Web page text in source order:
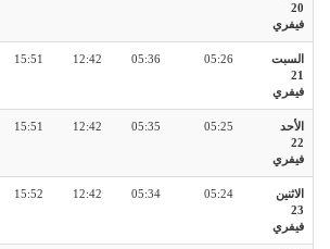
20
فيفري
السبت
21
فيفري
05:26
05:36
12:42
15:51
الأحد
22
فيفري
05:25
05:35
12:42
15:51
الاثنين
23
فيفري
05:24
05:34
12:42
15:52